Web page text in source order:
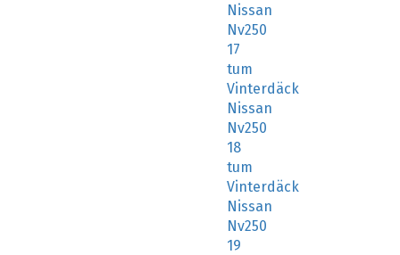
Nissan
Nv250
17
tum
Vinterdäck
Nissan
Nv250
18
tum
Vinterdäck
Nissan
Nv250
19